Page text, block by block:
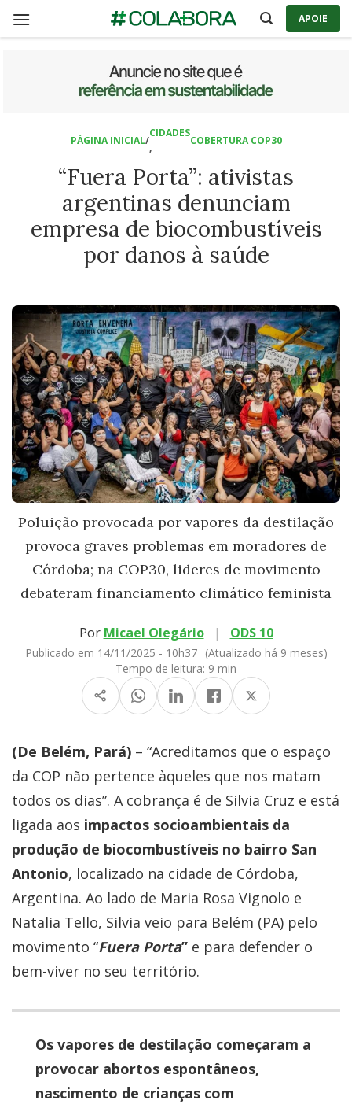
APOIE
PÁGINA INICIAL/
CIDADES
,
COBERTURA COP30
“Fuera Porta”: ativistas
argentinas denunciam
empresa de biocombustíveis
por danos à saúde
Poluição provocada por vapores da destilação
provoca graves problemas em moradores de
Córdoba; na COP30, lideres de movimento
debateram financiamento climático feminista
Por Micael Olegário | ODS 10
Publicado em 14/11/2025 - 10h37 (Atualizado há 9 meses)
Tempo de leitura: 9 min
(De Belém, Pará) – “Acreditamos que o espaço
da COP não pertence àqueles que nos matam
todos os dias”. A cobrança é de Silvia Cruz e está
ligada aos impactos socioambientais da
produção de biocombustíveis no bairro San
Antonio, localizado na cidade de Córdoba,
Argentina. Ao lado de Maria Rosa Vignolo e
Natalia Tello, Silvia veio para Belém (PA) pelo
movimento “Fuera Porta” e para defender o
bem-viver no seu território.
Os vapores de destilação começaram a
provocar abortos espontâneos,
nascimento de crianças com